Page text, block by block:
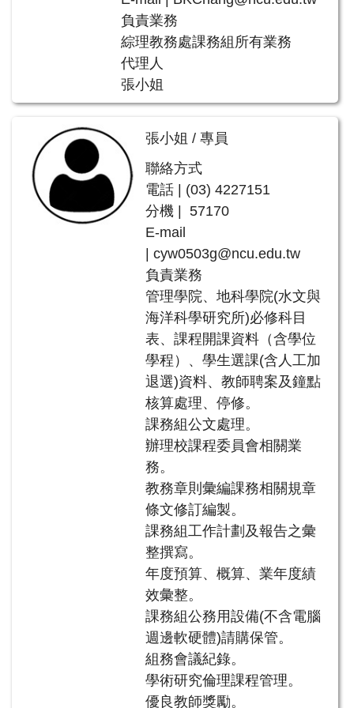
負責業務
綜理教務處課務組所有業務
代理人
張小姐
張小姐 / 專員
聯絡方式
電話 | (03) 4227151
分機 | 57170
E-mail
| cyw0503g@ncu.edu.tw
負責業務
管理學院、地科學院(水文與
海洋科學研究所)必修科目
表、課程開課資料（含學位
學程）、學生選課(含人工加
退選)資料、教師聘案及鐘點
核算處理、停修。
課務組公文處理。
辦理校課程委員會相關業
務。
教務章則彙編課務相關規章
條文修訂編製。
課務組工作計劃及報告之彙
整撰寫。
年度預算、概算、業年度績
效彙整。
課務組公務用設備(不含電腦
週邊軟硬體)請購保管。
組務會議紀錄。
學術研究倫理課程管理。
優良教師獎勵。